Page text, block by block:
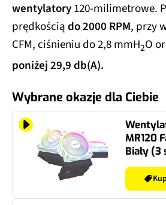
wentylatory120-milimetrowe.
prędkościądo 2000 RPM, przy
CFM, ciśnieniu do 2,8 mmH2O
poniżej 29,9 db(A).
Wybrane okazje dla Ciebie
MR120
Biały (3